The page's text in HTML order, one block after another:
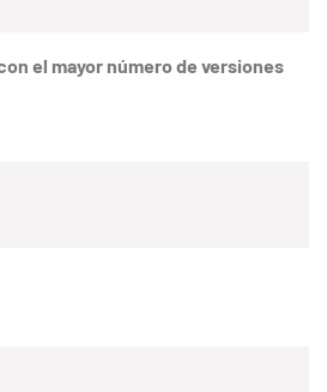
el mayor número de versiones